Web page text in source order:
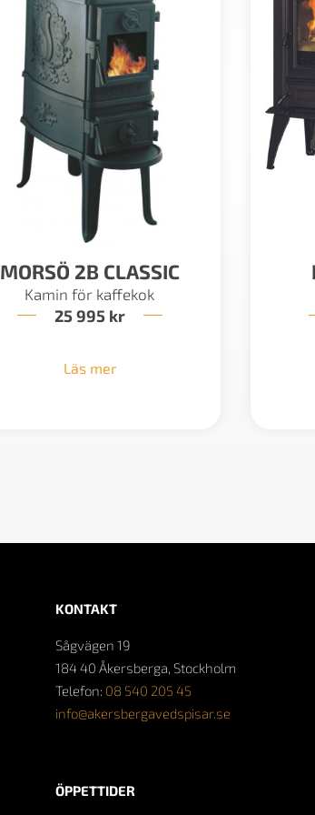
MORSÖ 2B CLASSIC
Kamin för kaffekok
25 995 kr
Läs mer
KONTAKT
Sågvägen 19
184 40 Åkersberga, Stockholm
Telefon: 08 540 205 45
info@akersbergavedspisar.se
ÖPPETTIDER